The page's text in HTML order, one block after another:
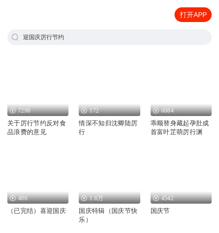
打开APP
迎国庆厉行节约
7298
关于厉行节约反对食
品浪费的意见
172
情深不知归沈卿陆厉
行
6084
乖顺替身藏起孕肚成
首富叶芷萌厉行渊
406
（已完结）喜迎国庆
1.6万
国庆特辑（国庆节快
乐）
4542
国庆节